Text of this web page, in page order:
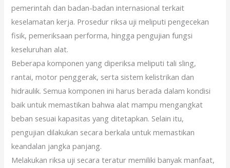
pemerintah dan badan-badan internasional terkait
keselamatan kerja. Prosedur riksa uji meliputi pengecekan
fisik, pemeriksaan performa, hingga pengujian fungsi
keseluruhan alat.
Beberapa komponen yang diperiksa meliputi tali sling,
rantai, motor penggerak, serta sistem kelistrikan dan
hidraulik. Semua komponen ini harus berada dalam kondisi
baik untuk memastikan bahwa alat mampu mengangkat
beban sesuai kapasitas yang ditetapkan. Selain itu,
pengujian dilakukan secara berkala untuk memastikan
keandalan jangka panjang.
Melakukan riksa uji secara teratur memiliki banyak manfaat,